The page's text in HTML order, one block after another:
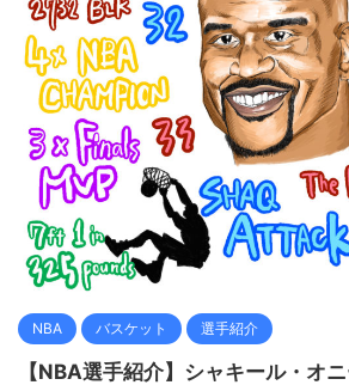
NBA バスケット 選手紹介
【NBA選手紹介】シャキール・オ